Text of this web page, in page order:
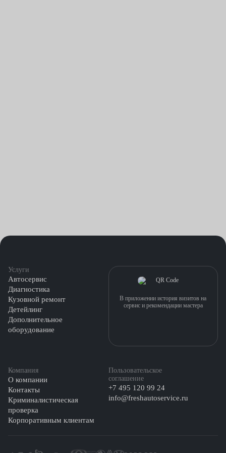
Услуги
Автосервис
Диагностика
Кузовной ремонт
Детейлинг
Дополнительное
оборудование
Компания
О компании
Контакты
Криминалистическая
проверка
Корпоративным клиентам
Пользовательское
соглашение
+7 495 120 99 24
info@freshautoservice.ru
В приложении история визитов на
сервис и рекомендации мастера